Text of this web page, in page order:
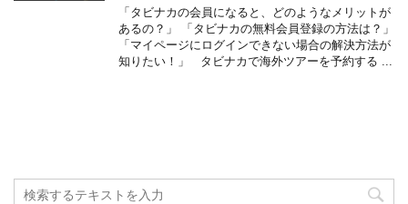
「タビナカの会員になると、どのようなメリットが
あるの？」 「タビナカの無料会員登録の方法は？」
「マイページにログインできない場合の解決方法が
知りたい！」 タビナカで海外ツアーを予約する ...